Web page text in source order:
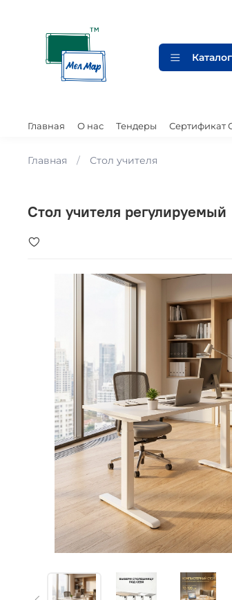
Каталог
Главная О нас Тендеры Сертификат
Главная Стол учителя
Стол учителя регулируемый